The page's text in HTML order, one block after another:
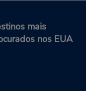
mais
nos EUA